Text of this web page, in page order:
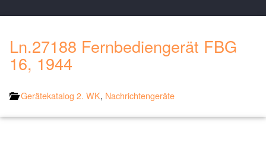
Ln.27188 Fernbediengerät FBG
16, 1944
Gerätekatalog 2. WK, Nachrichtengeräte